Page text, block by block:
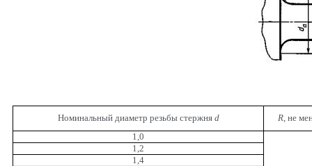
Номинальный диаметр резьбы стержня d R, не
1,0
1,2
1,4